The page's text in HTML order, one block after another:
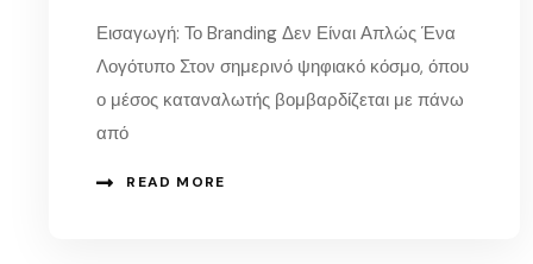
Εισαγωγή: Το Branding Δεν Είναι Απλώς Ένα
Λογότυπο Στον σημερινό ψηφιακό κόσμο, όπου
ο μέσος καταναλωτής βομβαρδίζεται με πάνω
από
READ MORE